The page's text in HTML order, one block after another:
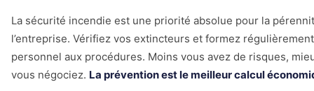
La sécurité incendie est une priorité absolue pour la
l’entreprise. Vérifiez vos extincteurs et formez
personnel aux procédures. Moins vous avez de risques,
vous négociez. La prévention est le meilleur calcul